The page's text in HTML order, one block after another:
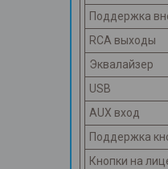
Поддержка
RCA выходы
Эквалайзер
USB
AUX вход
Поддержка
Кнопки на